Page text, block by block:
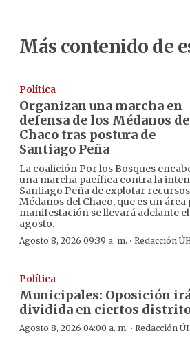
Más contenido de
Política
Organizan una marcha en
defensa de los Médanos
Chaco tras postura de
Santiago Peña
La coalición Por los Bosques
una marcha pacífica contra la
Santiago Peña de explotar
Médanos del Chaco, que es un
manifestación se llevará adelante
agosto.
Agosto 8, 2026 09:39 a. m. · Redacción
Política
Municipales: Oposición
dividida en ciertos
Agosto 8, 2026 04:00 a. m. · Redacción